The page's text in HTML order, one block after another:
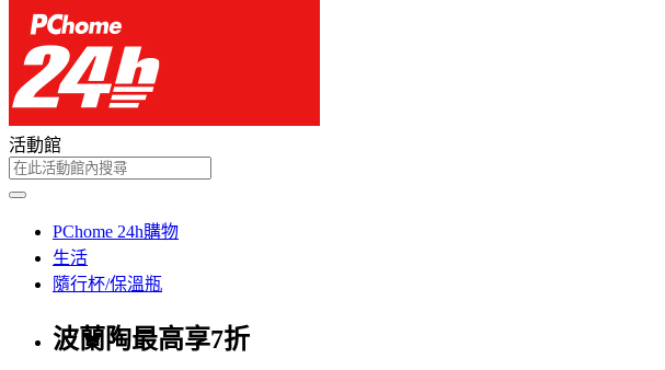
活動館
PChome 24h購物
生活
隨行杯/保溫瓶
波蘭陶最高享7折